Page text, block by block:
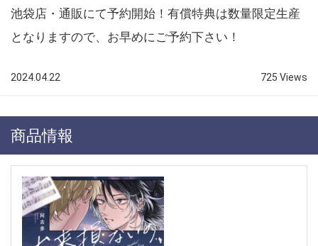
池袋店・通販にて予約開始！有償特典は数量限定生産
となりますので、お早めにご予約下さい！
2024.04.22 725 Views
商品情報